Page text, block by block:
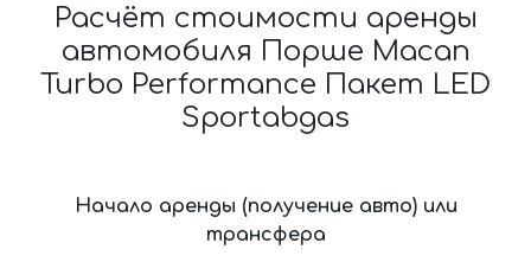
Расчёт стоимости аренды
автомобиля Порше Macan
Turbo Performance Пакет LED
Sportabgas
Начало аренды (получение авто) или
трансфера